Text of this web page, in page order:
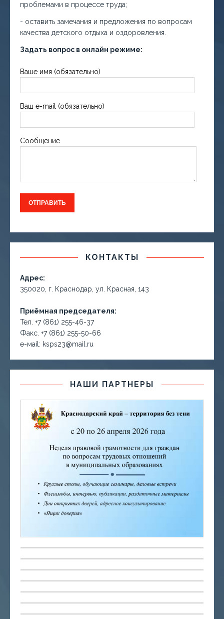
проблемами в процессе труда;
- оставить замечания и предложения по вопросам
качества детского отдыха и оздоровления.
Задать вопрос в онлайн режиме:
Ваше имя (обязательно)
Ваш e-mail (обязательно)
Сообщение
КОНТАКТЫ
Адрес:
350020, г. Краснодар, ул. Красная, 143
Приёмная председателя:
Тел. +7 (861) 255-46-37
Факс. +7 (861) 255-50-66
е-маil: ksps23@mail.ru
НАШИ ПАРТНЕРЫ